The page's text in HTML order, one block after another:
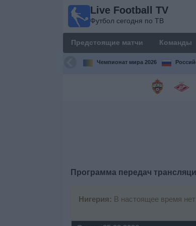
Live Football TV
Футбол сегодня по ТВ
Предстоящие матчи Команды
Чемпионат мира 2026
Программа передач
Нигерия: В настоящее время